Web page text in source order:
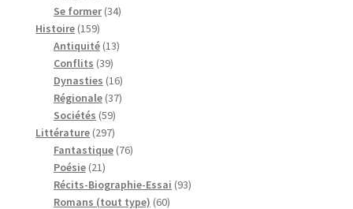
produits
Se former 3434
Histoire 159159
produits
Antiquité 1313
Conflits 3939
produits
Dynasties 1616
produits
Régionale 3737
Sociétés 5959
produits
Littérature 297297
produits
Fantastique 7676
Poésie 2121
produits
Récits-Biographie-Essai 9393
Romans (tout type) 6060